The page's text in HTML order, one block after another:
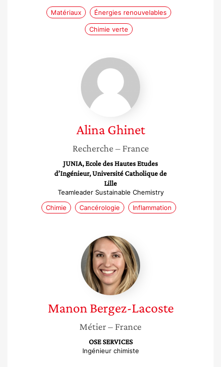
Matériaux Énergies renouvelables
Chimie verte
Alina
Ghinet
Alina Ghinet
Recherche – France
JUNIA, Ecole des Hautes Etudes
d’Ingénieur, Université Catholique de
Lille
Teamleader Sustainable Chemistry
Chimie
Cancérologie Inflammation
Manon
Bergez-
Lacoste
Manon Bergez-Lacoste
Métier– France
OSE SERVICES
Ingénieur chimiste